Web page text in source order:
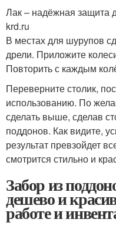
Лак – надёжная защита
krd.ru
В местах для шурупов
дрели. Приложите
Повторить с каждым
Переверните столик,
использованию. По
сделать выше, сделав
поддонов. Как видите,
результат превзойдет
смотрится стильно и
Забор из
дешево и
работе и